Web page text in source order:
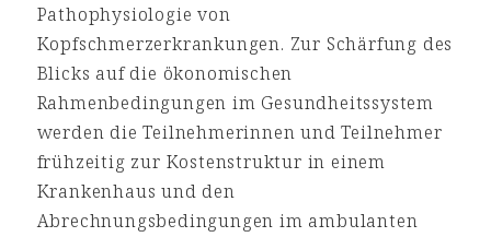
Pathophysiologie von
Kopfschmerzerkrankungen. Zur Schärfung des
Blicks auf die ökonomischen
Rahmenbedingungen im Gesundheitssystem
werden die Teilnehmerinnen und Teilnehmer
frühzeitig zur Kostenstruktur in einem
Krankenhaus und den
Abrechnungsbedingungen im ambulanten